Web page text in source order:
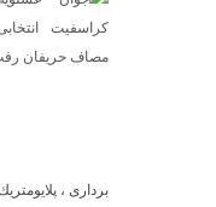
بردارى ،